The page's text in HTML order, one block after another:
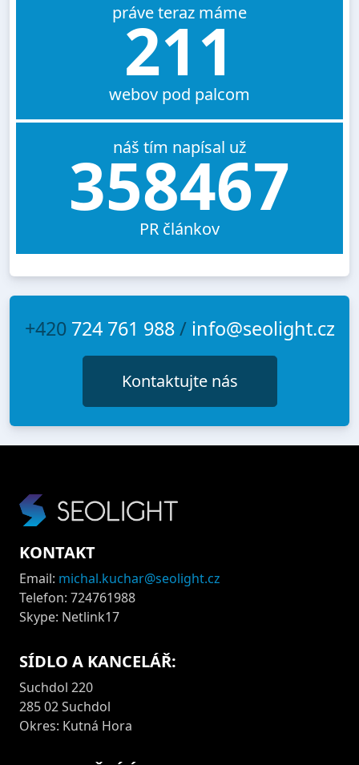
práve teraz máme
211
webov pod palcom
náš tím napísal už
358467
PR článkov
+420 724 761 988/ info@seolight.cz
Kontaktujte nás
KONTAKT
Email: michal.kuchar@seolight.cz
Telefon: 724761988
Skype: Netlink17
SÍDLO A KANCELÁŘ:
Suchdol 220
285 02 Suchdol
Okres: Kutná Hora